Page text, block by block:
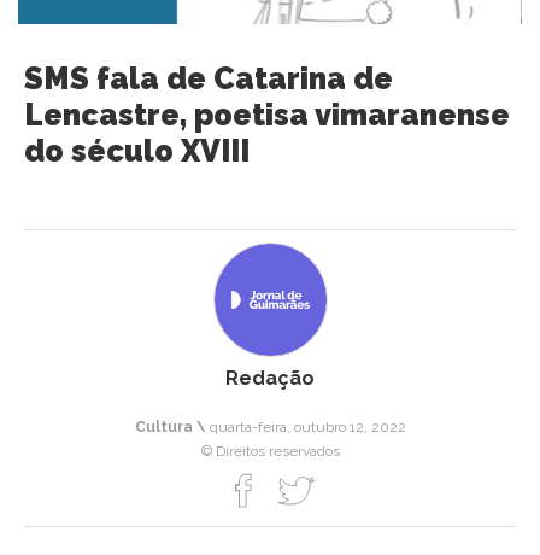
SMS fala de Catarina de
Lencastre, poetisa vimaranense
do século XVIII
Redação
Cultura \ quarta-feira, outubro 12, 2022
© Direitos reservados